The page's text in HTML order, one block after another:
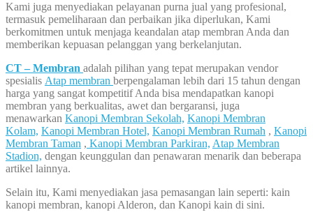
Kami juga menyediakan pelayanan purna jual yang profesional,
termasuk pemeliharaan dan perbaikan jika diperlukan, Kami
berkomitmen untuk menjaga keandalan atap membran Anda dan
memberikan kepuasan pelanggan yang berkelanjutan.
CT – Membran adalah pilihan yang tepat merupakan vendor
spesialis Atap membran berpengalaman lebih dari 15 tahun dengan
harga yang sangat kompetitif Anda bisa mendapatkan kanopi
membran yang berkualitas, awet dan bergaransi, juga
menawarkan Kanopi Membran Sekolah, Kanopi Membran
Kolam, Kanopi Membran Hotel, Kanopi Membran Rumah , Kanopi
Membran Taman , Kanopi Membran Parkiran, Atap Membran
Stadion, dengan keunggulan dan penawaran menarik dan beberapa
artikel lainnya.
Selain itu, Kami menyediakan jasa pemasangan lain seperti: kain
kanopi membran, kanopi Alderon, dan Kanopi kain di sini.